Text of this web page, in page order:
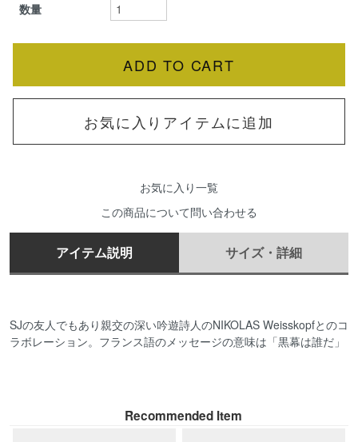
数量
お気に入りアイテムに追加
お気に入り一覧
この商品について問い合わせる
アイテム説明 サイズ・詳細
SJの友人でもあり親交の深い吟遊詩人のNIKOLAS Weisskopfとのコ
ラボレーション。フランス語のメッセージの意味は「黒幕は誰だ」
Recommended Item